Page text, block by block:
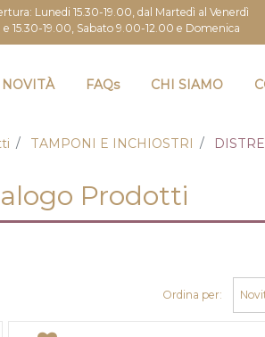
Lunedi 15.30-19.00, dal Martedì al Venerdì
15.30-19.00, Sabato 9.00-12.00 e Domenica
NOVITÀ FAQs CHI SIAMO
TAMPONI E INCHIOSTRI
Prodotti
Ordina per: